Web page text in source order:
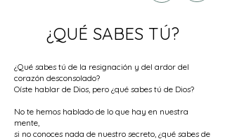
¿QUÉ SABES TÚ?
¿Qué sabes tú de la resignación y del ardor del
corazón desconsolado?
Oíste hablar de Dios, pero ¿qué sabes tú de Dios?
No te hemos hablado de lo que hay en nuestra
mente,
si no conoces nada de nuestro secreto, ¿qué sabes de